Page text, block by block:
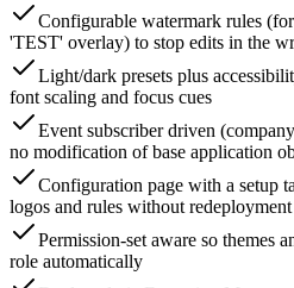
Configurable watermark rules
'TEST' overlay) to stop edits in the
Light/dark presets plus
font scaling and focus cues
Event subscriber driven
no modification of base application
Configuration page with a setup
logos and rules without redeployment
Permission-set aware so themes
role automatically